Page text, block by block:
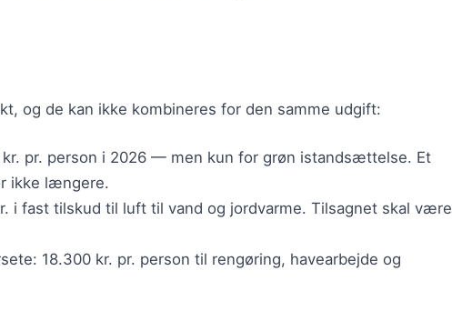
og de kan ikke kombineres for den samme udgift:
kr. pr. person i 2026 — men kun for grøn istandsættelse. Et
ikke længere.
i fast tilskud til luft til vand og jordvarme. Tilsagnet skal være
18.300 kr. pr. person til rengøring, havearbejde og